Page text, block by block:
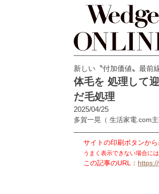
新しい〝付加価値〟最前
体毛を 処理して
だ毛処理
2025/04/25
多賀一晃 （ 生活家電.com主
サイトの印刷ボタンから
うまく表示できない場合に
この記事のURL：